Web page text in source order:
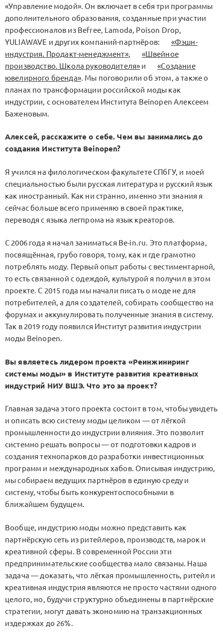
«Управление модой». Он включает в себя три программы
дополнительного образования, созданные при участии
профессионалов из Befree, Lamoda, Poison Drop,
YULIAWAVE и других компаний-партнёров:
«Фэшн-
индустрия. Продакт-менеджмент»,
«Швейное
производство. Школа руководителя» и
«Создание
ювелирного бренда». Мы поговорили об этом, а также о
планах по трансформации российской моды как
индустрии, с основателем Института Beinopen Алексеем
Баженовым.
Алексей, расскажите о себе. Чем вы занимались до
создания Института Beinopen?
Я учился на филологическом факультете СПбГУ, и моей
специальностью были русская литература и русский язык
как иностранный. Как ни странно, именно эти знания я
сейчас больше всего применяю в своей практике,
переводя с языка легпрома на язык креаторов.
С 2006 года я начал заниматься Be-in.ru. Это платформа,
посвящённая, грубо говоря, тому, как и где грамотно
потреблять моду. Первый опыт работы с вестиментарной,
то есть связанной с одеждой, культурой я получил в этом
проекте. С 2015 года мы начали писать о моде не для
потребителей, а для создателей, собирать сообщество на
форумах и аккумулировать полученные знания в систему.
Так в 2019 году появился Институт развития индустрии
моды Beinopen.
Вы являетесь лидером проекта «Реинжиниринг
системы моды» в Институте развития креативных
индустрий НИУ ВШЭ. Что это за проект?
Главная задача этого проекта состоит в том, чтобы увидеть
и описать всю систему моды целиком — от лёгкой
промышленности до индустрии влияния. Это позволит
системно решать вопросы — от подготовки кадров и
создания технопарков до разработки инвестиционных
программ и международных хабов. Описывая индустрию,
мы собираем ведущих партнёров в единую среду и
систему, чтобы быть конкурентоспособными в
ближайшем будущем.
Вообще, индустрию моды можно представить как
партнёрскую сеть из ритейлеров, производств, марок и
креативной сферы. В современной России эти
предпринимательские сообщества мало связаны. Наша
задача — доказать, что лёгкая промышленность, ритейл и
креативная индустрия являются не просто частями одного
целого, но, будучи структурно объединены в партнёрские
стратегии, могут давать экономию на транзакционных
издержках до 26%.